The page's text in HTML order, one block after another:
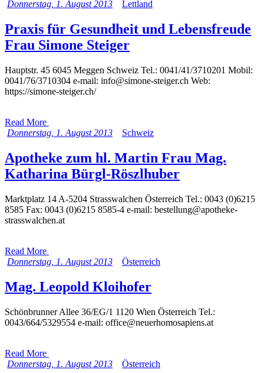
Donnerstag, 1. August 2013 Lettland
Praxis für Gesundheit und Lebensfreude
Frau Simone Steiger
Hauptstr. 45 6045 Meggen Schweiz Tel.: 0041/41/3710201 Mobil:
0041/76/3710304 e-mail: info@simone-steiger.ch Web:
https://simone-steiger.ch/
Read More
Donnerstag, 1. August 2013
Schweiz
Apotheke zum hl. Martin Frau Mag.
Katharina Bürgl-Röszlhuber
Marktplatz 14 A-5204 Strasswalchen Österreich Tel.: 0043 (0)6215
8585 Fax: 0043 (0)6215 8585-4 e-mail: bestellung@apotheke-
strasswalchen.at
Read More
Donnerstag, 1. August 2013
Österreich
Mag. Leopold Kloihofer
Schönbrunner Allee 36/EG/1 1120 Wien Österreich Tel.:
0043/664/5329554 e-mail: office@neuerhomosapiens.at
Read More
Donnerstag, 1. August 2013
Österreich